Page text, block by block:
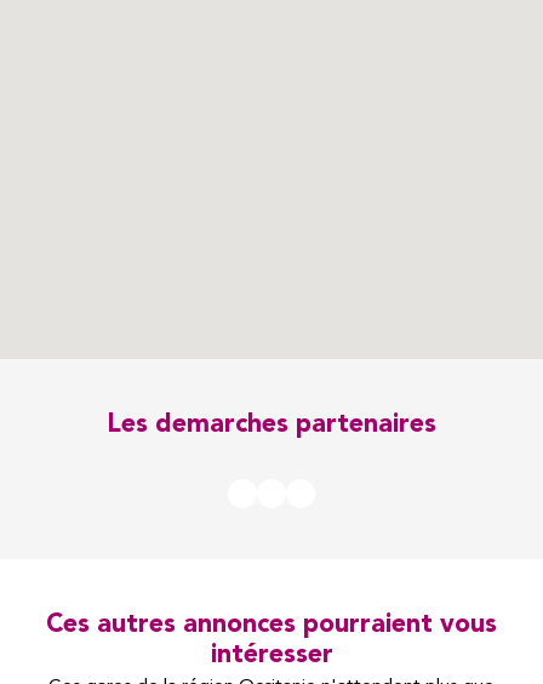
Les demarches partenaires
Ces autres annonces pourraient vous
intéresser